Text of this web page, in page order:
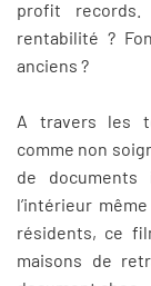
profit records.
rentabilité ?
anciens ?
A travers les
comme non
de documents
l’intérieur
résidents, ce
maisons de